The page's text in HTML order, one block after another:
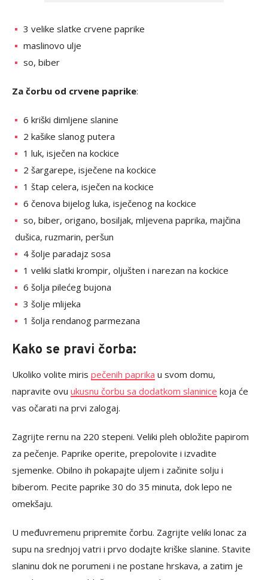
3 velike slatke crvene paprike
maslinovo ulje
so, biber
Za čorbu od crvene paprike:
6 kriški dimljene slanine
2 kašike slanog putera
1 luk, isječen na kockice
2 šargarepe, isječene na kockice
1 štap celera, isječen na kockice
6 čenova bijelog luka, isječenog na kockice
so, biber, origano, bosiljak, mljevena paprika, majčina
dušica, ruzmarin, peršun
4 šolje paradajz sosa
1 veliki slatki krompir, oljušten i narezan na kockice
6 šolja pilećeg bujona
3 šolje mlijeka
1 šolja rendanog parmezana
Kako se pravi čorba:
Ukoliko volite miris pečenih paprika u svom domu,
napravite ovu ukusnu čorbu sa dodatkom slaninice koja će
vas očarati na prvi zalogaj.
Zagrijte rernu na 220 stepeni. Veliki pleh obložite papirom
za pečenje. Paprike operite, prepolovite i izvadite
sjemenke. Obilno ih pokapajte uljem i začinite solju i
biberom. Pecite paprike 30 do 35 minuta, dok lepo ne
omekšaju.
U međuvremenu pripremite čorbu. Zagrijte veliki lonac za
supu na srednjoj vatri i prvo dodajte kriške slanine. Stavite
slaninu dok ne porumeni i ne postane hrskava, a zatim je